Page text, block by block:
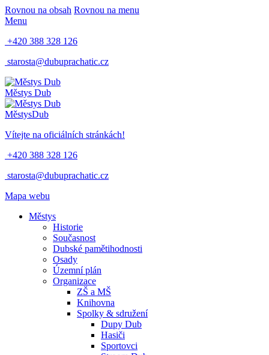
Rovnou na obsah Rovnou na menu
Menu
+420 388 328 126
starosta@dubuprachatic.cz
Městys Dub
MěstysDub
Vítejte na oficiálních stránkách!
+420 388 328 126
starosta@dubuprachatic.cz
Mapa webu
Městys
Historie
Současnost
Dubské pamětihodnosti
Osady
Územní plán
Organizace
ZŠ a MŠ
Knihovna
Spolky & sdružení
Dupy Dub
Hasiči
Sportovci